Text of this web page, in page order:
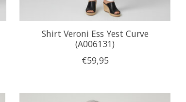
Shirt Veroni Ess Yest Curve
(A006131)
€59,95